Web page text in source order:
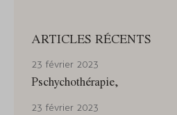
ARTICLES RÉCENTS
23 février 2023
Pschychothérapie,
23 février 2023